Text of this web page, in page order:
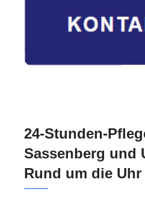
24-Stunden-
Sassenberg und
Rund um die